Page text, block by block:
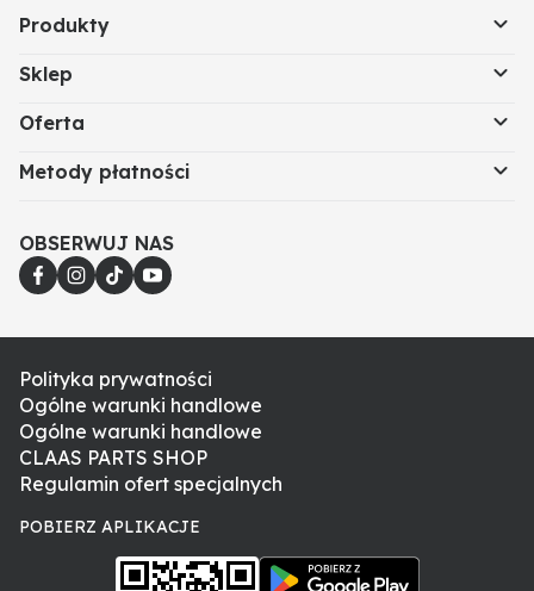
Produkty
Sklep
Oferta
Metody płatności
OBSERWUJ NAS
Polityka prywatności
Ogólne warunki handlowe
Ogólne warunki handlowe
CLAAS PARTS SHOP
Regulamin ofert specjalnych
POBIERZ APLIKACJE